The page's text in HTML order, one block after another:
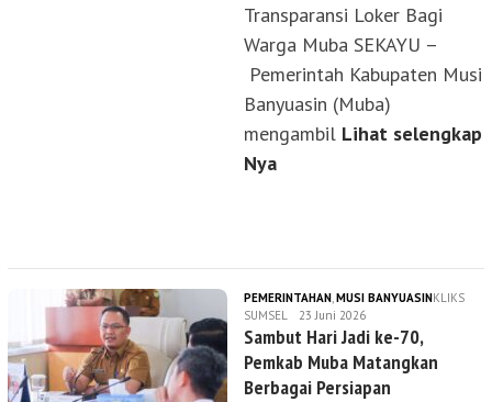
Transparansi Loker Bagi
Warga Muba SEKAYU –
Pemerintah Kabupaten Musi
Banyuasin (Muba)
mengambil Lihat selengkap
Nya
PEMERINTAHAN,MUSI BANYUASINKLIKS
SUMSEL
23 Juni 2026
Sambut Hari Jadi ke-70,
Pemkab Muba Matangkan
Berbagai Persiapan